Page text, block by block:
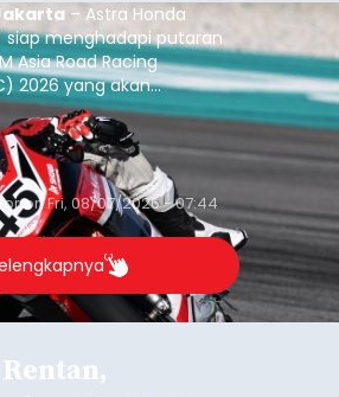
– Astra Honda
siap menghadapi putaran
Asia Road Racing
2026 yang akan
Mandalika
Nusa Tenggara
2026.
onFri, 08/07/2026 - 07:44